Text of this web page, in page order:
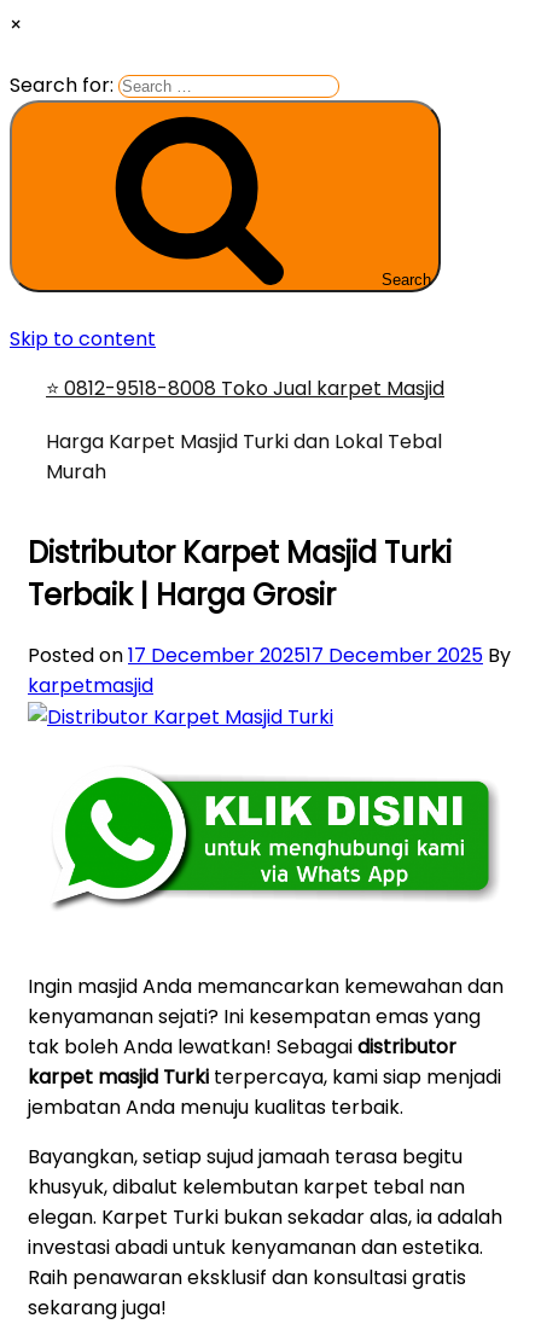
×
Search for:
Search
Skip to content
⭐ 0812-9518-8008 Toko Jual karpet Masjid
Harga Karpet Masjid Turki dan Lokal Tebal
Murah
Distributor Karpet Masjid Turki
Terbaik | Harga Grosir
Posted on17 December 202517 December 2025 By
karpetmasjid
Ingin masjid Anda memancarkan kemewahan dan
kenyamanan sejati? Ini kesempatan emas yang
tak boleh Anda lewatkan! Sebagaidistributor
karpet masjid Turki terpercaya, kami siap menjadi
jembatan Anda menuju kualitas terbaik.
Bayangkan, setiap sujud jamaah terasa begitu
khusyuk, dibalut kelembutan karpet tebal nan
elegan. Karpet Turki bukan sekadar alas, ia adalah
investasi abadi untuk kenyamanan dan estetika.
Raih penawaran eksklusif dan konsultasi gratis
sekarang juga!